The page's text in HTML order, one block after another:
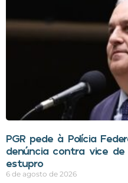
PGR pede à Polícia
denúncia contra vice de
estupro
6 de agosto de 2026